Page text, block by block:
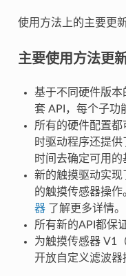
使用方法上的主要更
主要使用方法更
基于不同硬件版本
套 API，每个子功
所有的硬件配置都
时驱动程序还提
时间去确定可用的
新的触摸驱动实现
的触摸传感器操
器了解更多详情。
所有新的API都保
为触摸传感器 V1
开放自定义滤波器